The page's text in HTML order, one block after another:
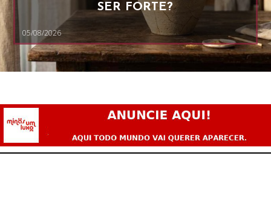
SER FORTE?
05/08/2026